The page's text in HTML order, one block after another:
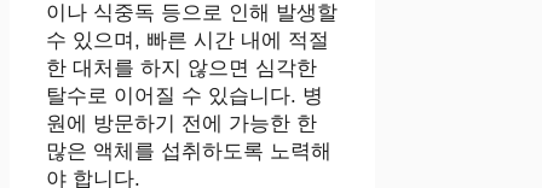
이나 식중독 등으로 인해 발생할
수 있으며, 빠른 시간 내에 적절
한 대처를 하지 않으면 심각한
탈수로 이어질 수 있습니다. 병
원에 방문하기 전에 가능한 한
많은 액체를 섭취하도록 노력해
야 합니다.